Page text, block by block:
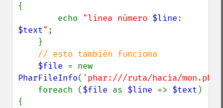
{
        echo
"línea número $line
$text" ;
// esto también funciona
$file
PharFileInfo( 'phar:///ruta/hacia/
    foreach (
$file as $line => $text )
{